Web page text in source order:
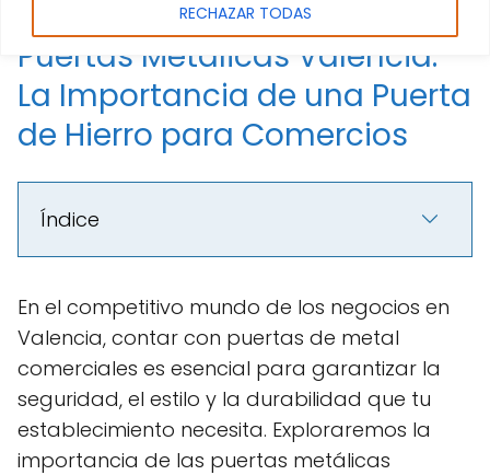
RECHAZAR TODAS
Puertas Metálicas Valencia:
La Importancia de una Puerta
de Hierro para Comercios
Índice
En el competitivo mundo de los negocios en
Valencia, contar con puertas de metal
comerciales es esencial para garantizar la
seguridad, el estilo y la durabilidad que tu
establecimiento necesita. Exploraremos la
importancia de las puertas metálicas